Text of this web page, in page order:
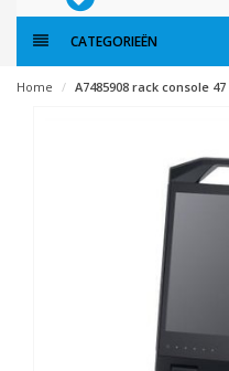
CATEGORIEËN
Home A7485908 rack console